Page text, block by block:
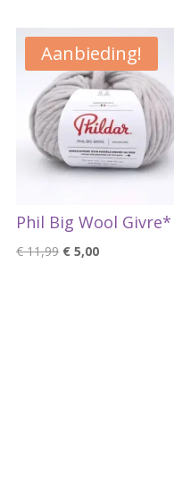
€ 5,50.€ 1,00.
Aanbieding!
Phil Big Wool Givre*
€11,99 Oorspronkelijke
€5,00Huidige